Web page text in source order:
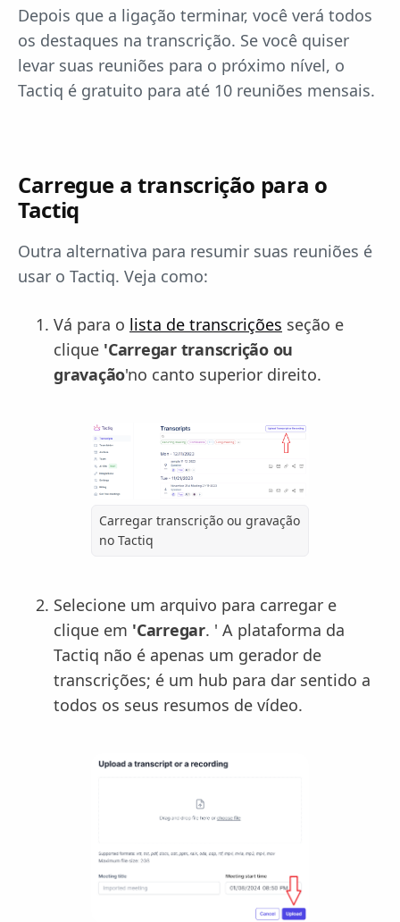
Depois que a ligação terminar, você verá todos
os destaques na transcrição. Se você quiser
levar suas reuniões para o próximo nível, o
Tactiq é gratuito para até 10 reuniões mensais.
Carregue a transcrição para o
Tactiq
Outra alternativa para resumir suas reuniões é
usar o Tactiq. Veja como:
Vá para o lista de transcrições seção e
clique 'Carregar transcrição ou
gravação'no canto superior direito.
Carregar transcrição ou gravação
no Tactiq
Selecione um arquivo para carregar e
clique em 'Carregar. ' A plataforma da
Tactiq não é apenas um gerador de
transcrições; é um hub para dar sentido a
todos os seus resumos de vídeo.